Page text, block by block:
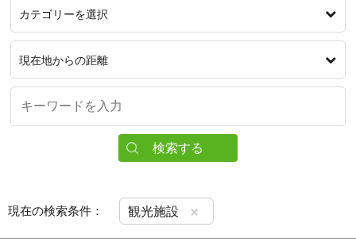
カテゴリーを選択
現在地からの距離
検索する
現在の検索条件： 観光施設 ×